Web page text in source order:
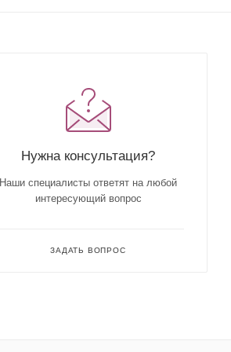
Нужна консультация?
Наши специалисты ответят на любой
интересующий вопрос
ЗАДАТЬ ВОПРОС